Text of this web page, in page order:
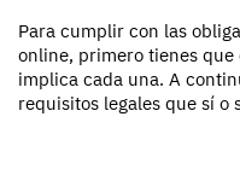
Para cumplir con las
online, primero tienes que
implica cada una. A
requisitos legales que sí o